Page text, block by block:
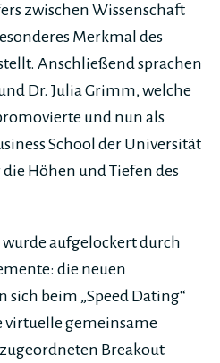
zwischen Wissenschaft
Merkmal des
Anschließend sprachen
Dr. Julia Grimm, welche
und nun als
School der Universität
Höhen und Tiefen des
aufgelockert durch
die neuen
beim „Speed Dating“
virtuelle gemeinsame
Breakout